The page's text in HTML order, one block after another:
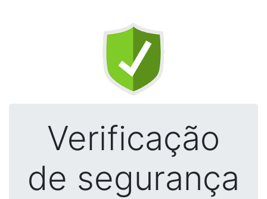
Verificação
de segurança